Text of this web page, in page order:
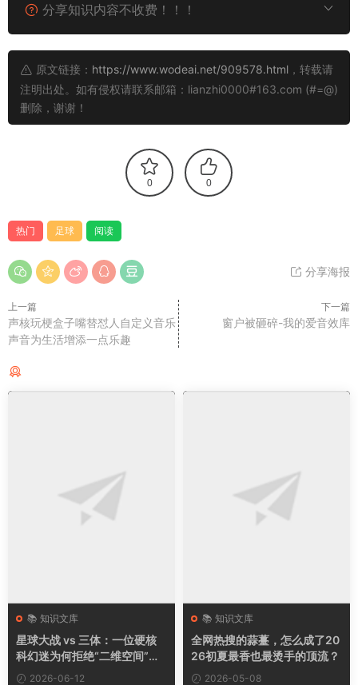
看还是给国内看？答案是——两者都要，但国内是根本
。在世界
杯这种全民关注的顶级赛场上，绿茵场边的中文品牌Logo能瞬间
拉近与国内消费者的心理距离，强化企业作为“国民品牌”的认同
感。同时，对于万达、海信这些正在加速出海的头部企业，通过
世界杯舞台放大全球品牌声量，也是它们国际化战略的重要一
环。但如果国内不转播，品牌在国内这一端的营销效果就等于被
赞助商最不愿看到的局面。
中国市场到底有多重要？
国际足联这次漫天要价，说白了是低估了中国市场的理性判断
力。
央视这次“硬刚”的底气其实很足。首先，国足没进世界杯，即便
今年扩军到48队，国内观赛热情也比往届差了不少。其次，美加
墨世界杯的比赛大多在北京时间凌晨或上午，大半夜守着电视看
但反过来看，中国市场对世界杯来说才是真正丢不起的。
杯期间，全球数字和纯线上平台上观看世界杯内容的时长，
市场贡献了49.8%，将近一半
。有业内评论说得好：“不是中国离
不开世界杯，而是世界杯更需要中国”。要是真丢了全球近一半的
这场仗打的不是钱，是底气
好在这次舆论几乎是一边倒地支持央视。
分享知识内容不收费！！！
原文链接： https://www.wodeai.net/909578.html ，转载请
注明出处。如有侵权请联系邮箱：lianzhi0000#163.com (#=@)
删除，谢谢！
0 0
热门 足球 阅读
分享海报
上一篇
声核玩梗盒子嘴替怼人自定义音乐
声音为生活增添一点乐趣
下一篇
窗户被砸碎-我的爱音效库
📚 知识文库
星球大战 vs 三体：一位硬核
科幻迷为何拒绝“二维空间”和
“封建星际”？
2026-06-12
📚 知识文库
全网热搜的蒜薹，怎么成了20
26初夏最香也最烫手的顶流？
2026-05-08